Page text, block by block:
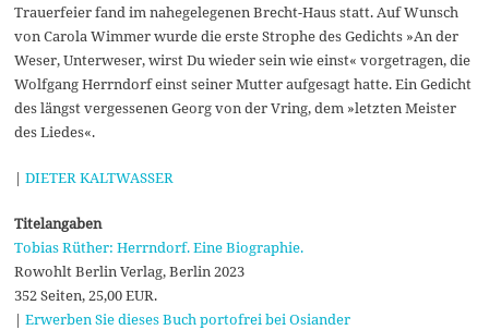
Trauerfeier fand im nahegelegenen Brecht-Haus statt. Auf Wunsch
von Carola Wimmer wurde die erste Strophe des Gedichts »An der
Weser, Unterweser, wirst Du wieder sein wie einst« vorgetragen, die
Wolfgang Herrndorf einst seiner Mutter aufgesagt hatte. Ein Gedicht
des längst vergessenen Georg von der Vring, dem »letzten Meister
des Liedes«.
|DIETER KALTWASSER
Titelangaben
Tobias Rüther: Herrndorf. Eine Biographie.
Rowohlt Berlin Verlag, Berlin 2023
352 Seiten, 25,00 EUR.
|Erwerben Sie dieses Buch portofrei bei Osiander